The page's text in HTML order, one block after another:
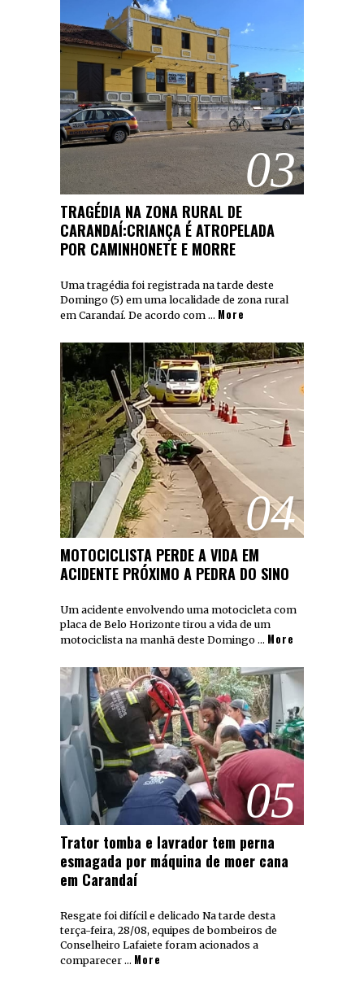
03
TRAGÉDIA NA ZONA RURAL DE
CARANDAÍ:CRIANÇA É ATROPELADA
POR CAMINHONETE E MORRE
Uma tragédia foi registrada na tarde deste
Domingo (5) em uma localidade de zona rural
em Carandaí. De acordo com … More
04
MOTOCICLISTA PERDE A VIDA EM
ACIDENTE PRÓXIMO A PEDRA DO SINO
Um acidente envolvendo uma motocicleta com
placa de Belo Horizonte tirou a vida de um
motociclista na manhã deste Domingo … More
05
Trator tomba e lavrador tem perna
esmagada por máquina de moer cana
em Carandaí
Resgate foi difícil e delicado Na tarde desta
terça-feira, 28/08, equipes de bombeiros de
Conselheiro Lafaiete foram acionados a
comparecer … More